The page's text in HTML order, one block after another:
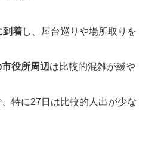
到着し、屋台巡りや場所取りを
役所周辺は比較的混雑が緩や
特に27日は比較的人出が少な